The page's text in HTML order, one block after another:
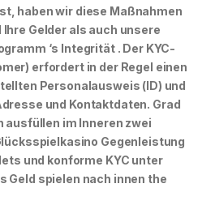
haben wir diese Maßnahmen
Gelder als auch unsere
‘s Integrität . Der KYC-
erfordert in der Regel einen
Personalausweis (ID) und
und Kontaktdaten. Grad
im Inneren zwei
Gegenleistung
und konforme KYC unter
Geld spielen nach innen the